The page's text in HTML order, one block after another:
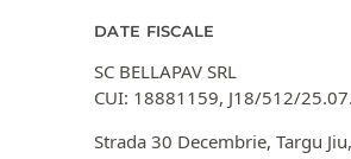
DATE FISCALE
SC BELLAPAV SRL
CUI: 18881159, J18/512/
Strada 30 Decembrie, Targu Jiu,